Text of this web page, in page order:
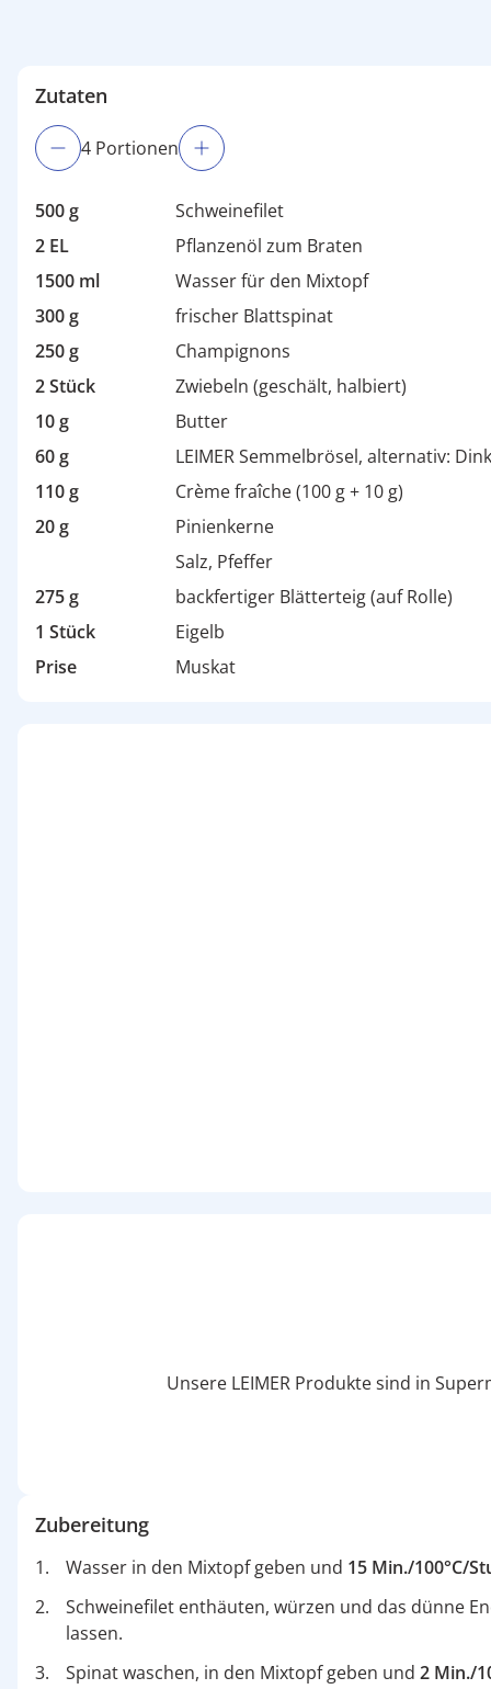
Zutaten
4 Portionen
500 g
Schweinefilet
2 EL
Pflanzenöl zum Braten
1500 ml
Wasser für den Mixtopf
300 g
frischer Blattspinat
250 g
Champignons
2 Stück
Zwiebeln (geschält, halbiert)
10 g
Butter
60 g
LEIMER Semmelbrösel, alternativ:
110 g
Crème fraîche (100 g + 10 g)
20 g
Pinienkerne
Salz, Pfeffer
275 g
backfertiger Blätterteig (auf Rolle)
1 Stück
Eigelb
Prise
Muskat
Unsere LEIMER Produkte sind in
Zubereitung
Wasser in den Mixtopf geben und 15 Min./100°C/
Schweinefilet enthäuten, würzen und das dünne
lassen.
Spinat waschen, in den Mixtopf geben und 2 Min./